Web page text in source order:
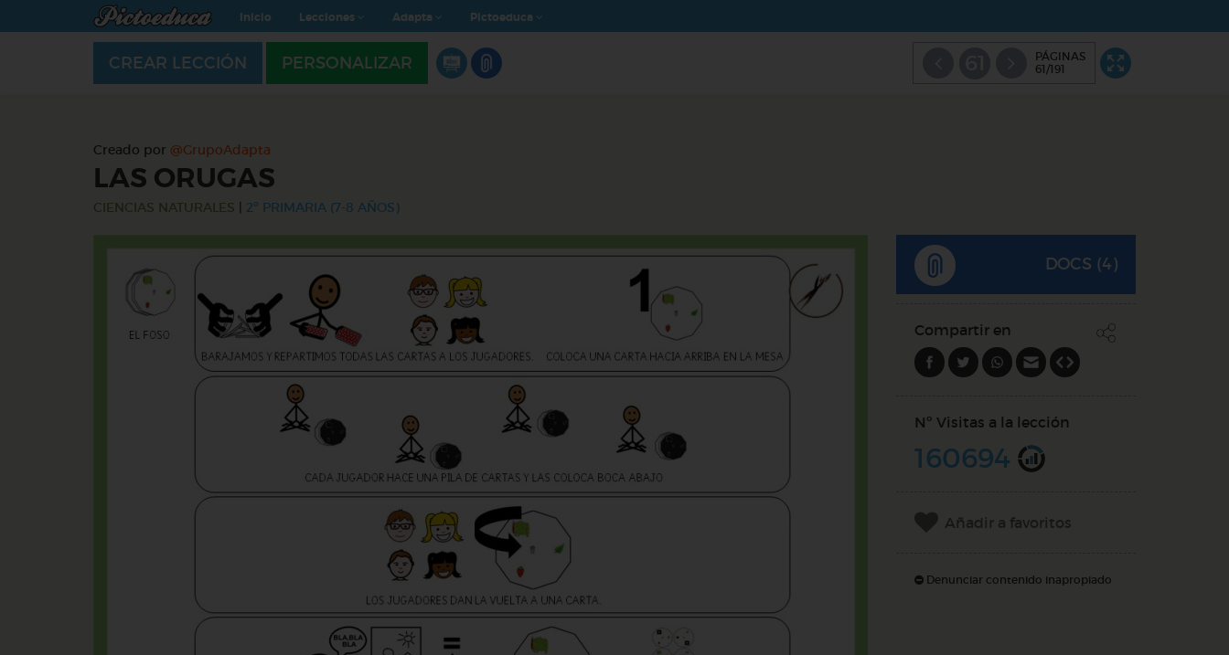
Inicio Lecciones Adapta Pictoeduca
CREAR LECCIÓN PERSONALIZAR
PÁGINAS
61/191
Creado por @GrupoAdapta
LAS ORUGAS
CIENCIAS NATURALES 2º PRIMARIA (7-8 AÑOS)
DOCS (4)
Compartir en
Nº Visitas a la lección
160694
Añadir a favoritos
Denunciar contenido inapropiado